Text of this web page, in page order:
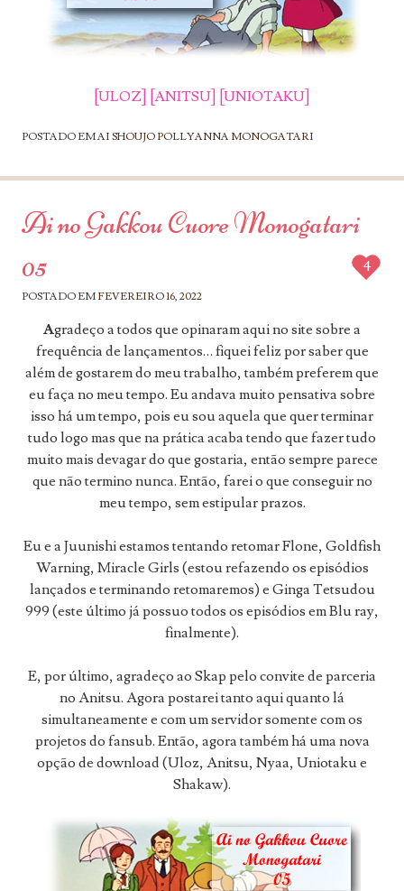
[ULOZ] [ANITSU] [UNIOTAKU]
POSTADO EMAI SHOUJO POLLYANNA MONOGATARI
Ai no Gakkou Cuore Monogatari
05
POSTADO EM FEVEREIRO 16, 2022
4
Agradeço a todos que opinaram aqui no site sobre a
frequência de lançamentos… fiquei feliz por saber que
além de gostarem do meu trabalho, também preferem que
eu faça no meu tempo. Eu andava muito pensativa sobre
isso há um tempo, pois eu sou aquela que quer terminar
tudo logo mas que na prática acaba tendo que fazer tudo
muito mais devagar do que gostaria, então sempre parece
que não termino nunca. Então, farei o que conseguir no
meu tempo, sem estipular prazos.
Eu e a Juunishi estamos tentando retomar Flone, Goldfish
Warning, Miracle Girls (estou refazendo os episódios
lançados e terminando retomaremos) e Ginga Tetsudou
999 (este último já possuo todos os episódios em Blu ray,
finalmente).
E, por último, agradeço ao Skap pelo convite de parceria
no Anitsu. Agora postarei tanto aqui quanto lá
simultaneamente e com um servidor somente com os
projetos do fansub. Então, agora também há uma nova
opção de download (Uloz, Anitsu, Nyaa, Uniotaku e
Shakaw).